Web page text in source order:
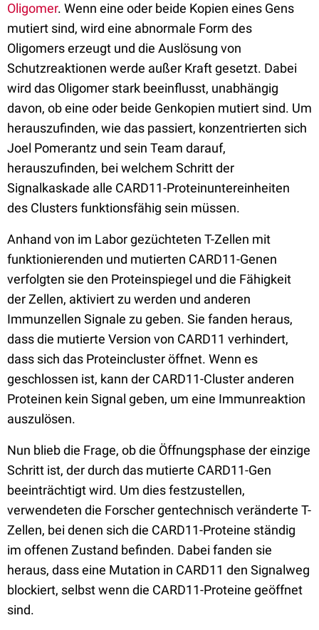
Oligomer. Wenn eine oder beide Kopien eines Gens
mutiert sind, wird eine abnormale Form des
Oligomers erzeugt und die Auslösung von
Schutzreaktionen werde außer Kraft gesetzt. Dabei
wird das Oligomer stark beeinflusst, unabhängig
davon, ob eine oder beide Genkopien mutiert sind. Um
herauszufinden, wie das passiert, konzentrierten sich
Joel Pomerantz und sein Team darauf,
herauszufinden, bei welchem Schritt der
Signalkaskade alle CARD11-Proteinuntereinheiten
des Clusters funktionsfähig sein müssen.
Anhand von im Labor gezüchteten T-Zellen mit
funktionierenden und mutierten CARD11-Genen
verfolgten sie den Proteinspiegel und die Fähigkeit
der Zellen, aktiviert zu werden und anderen
Immunzellen Signale zu geben. Sie fanden heraus,
dass die mutierte Version von CARD11 verhindert,
dass sich das Proteincluster öffnet. Wenn es
geschlossen ist, kann der CARD11-Cluster anderen
Proteinen kein Signal geben, um eine Immunreaktion
auszulösen.
Nun blieb die Frage, ob die Öffnungsphase der einzige
Schritt ist, der durch das mutierte CARD11-Gen
beeinträchtigt wird. Um dies festzustellen,
verwendeten die Forscher gentechnisch veränderte T-
Zellen, bei denen sich die CARD11-Proteine ständig
im offenen Zustand befinden. Dabei fanden sie
heraus, dass eine Mutation in CARD11 den Signalweg
blockiert, selbst wenn die CARD11-Proteine geöffnet
sind.